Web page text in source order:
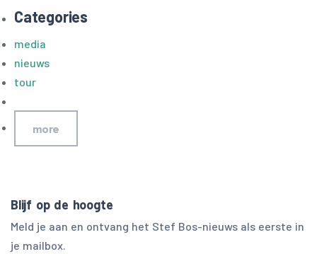
Categories
media
nieuws
tour
more
Blijf op de hoogte
Meld je aan en ontvang het Stef Bos-nieuws als eerste in
je mailbox.